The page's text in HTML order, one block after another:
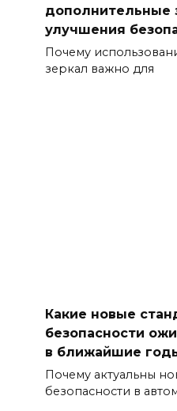
дополнительные
улучшения
Почему
зеркал важно для
Какие новые
безопасности
в ближайшие
Почему актуальны
безопасности в